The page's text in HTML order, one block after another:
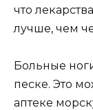
что
лучше, чем
Больные
песке. Это
аптеке